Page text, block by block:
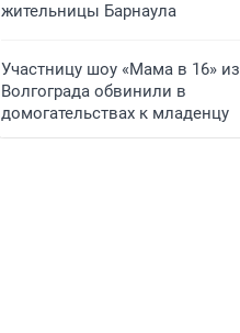
жительницы Барнаула
Участницу шоу «Мама в 16» из
Волгограда обвинили в
домогательствах к младенцу